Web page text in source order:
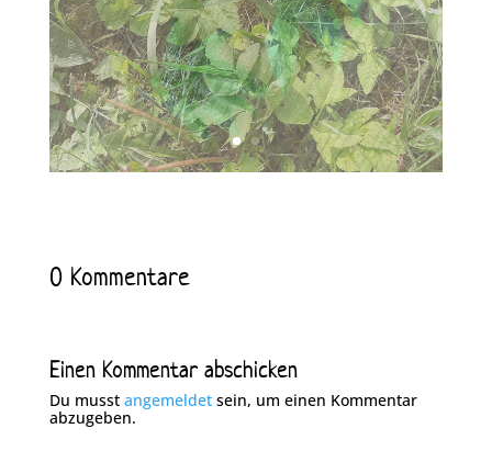
0 Kommentare
Einen Kommentar abschicken
Du musst angemeldetsein, um einen Kommentar
abzugeben.